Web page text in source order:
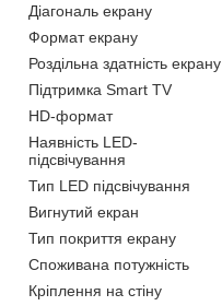
Діагональ екрану
Формат екрану
Роздільна здатність екрану
Підтримка Smart TV
HD-формат
Наявність LED-
підсвічування
Тип LED підсвічування
Вигнутий екран
Тип покриття екрану
Споживана потужність
Кріплення на стіну